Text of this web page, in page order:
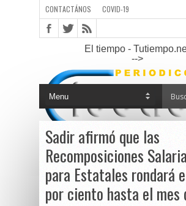
CONTACTÁNOS COVID-19
El tiempo -
-->
Sadir afirmó que las
Recomposiciones
para Estatales rondará
por ciento hasta el mes